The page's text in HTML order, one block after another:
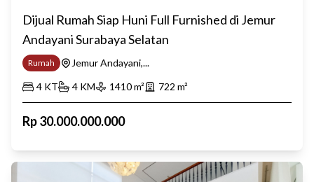
Dijual Rumah Siap Huni Full Furnished di Jemur
Andayani Surabaya Selatan
Rumah
Jemur Andayani,...
4 KT 4 KM 1410m² 722 m²
Rp30.000.000.000